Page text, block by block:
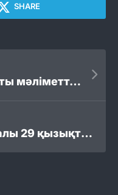
SHARE
Ирак туралы 22 қызықты мәліметтер
Тай мысықтары туралы 29 қызықты мәліметтер